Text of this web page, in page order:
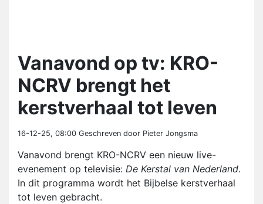
Vanavond op tv: KRO-
NCRV brengt het
kerstverhaal tot leven
16-12-25, 08:00 Geschreven door Pieter Jongsma
Vanavond brengt KRO-NCRV een nieuw live-
evenement op televisie: De Kerstal van Nederland.
In dit programma wordt het Bijbelse kerstverhaal
tot leven gebracht.